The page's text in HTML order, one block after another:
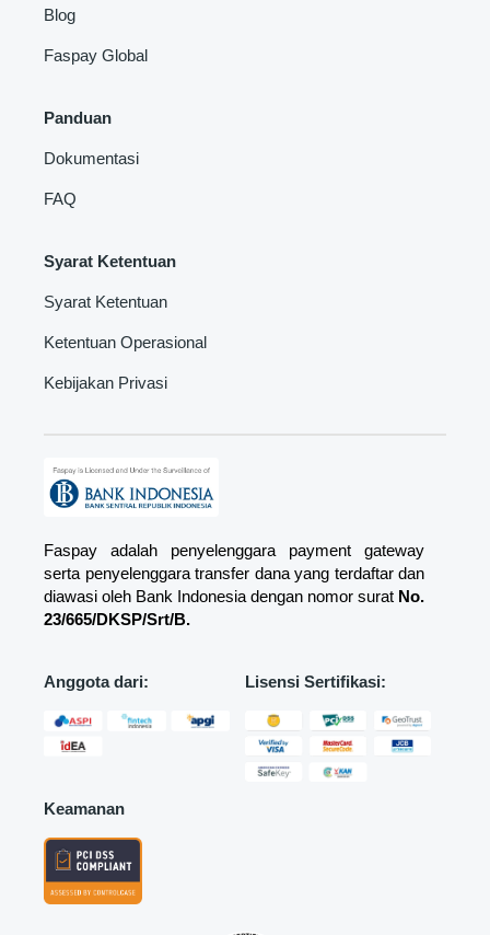
Blog
Faspay Global
Panduan
Dokumentasi
FAQ
Syarat Ketentuan
Syarat Ketentuan
Ketentuan Operasional
Kebijakan Privasi
Faspay adalah penyelenggara payment gateway
serta penyelenggara transfer dana yang terdaftar dan
diawasi oleh Bank Indonesia dengan nomor surat No.
23/665/DKSP/Srt/B.
Anggota dari: Lisensi Sertifikasi:
Keamanan